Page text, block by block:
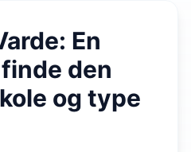
En
den
og type